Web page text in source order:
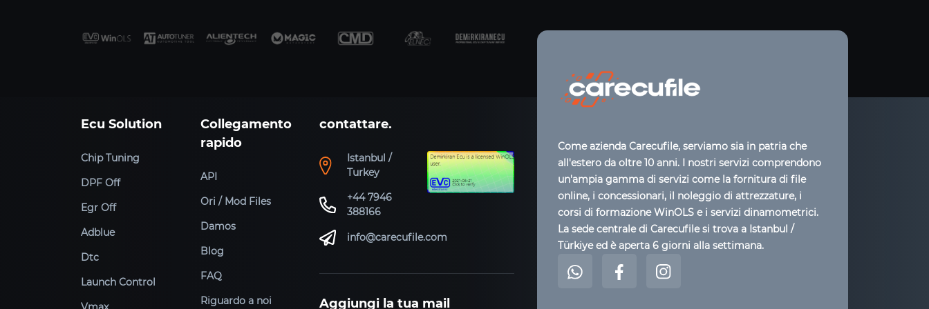
Ecu Solution
Chip Tuning
DPF Off
Egr Off
Adblue
Dtc
Launch Control
Collegamento
rapido
API
Ori / Mod Files
Damos
Blog
FAQ
Riguardo a noi
contattare.
Istanbul /
Turkey
+44 7946
388166
info@carecufile.com
Aggiungi la tua mail
Come azienda Carecufile, serviamo sia in patria che
all'estero da oltre 10 anni. I nostri servizi comprendono
un'ampia gamma di servizi come la fornitura di file
online, i concessionari, il noleggio di attrezzature, i
corsi di formazione WinOLS e i servizi dinamometrici.
La sede centrale di Carecufile si trova a Istanbul /
Türkiye ed è aperta 6 giorni alla settimana.